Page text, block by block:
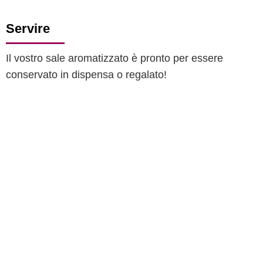
Servire
Il vostro sale aromatizzato è pronto per essere
conservato in dispensa o regalato!